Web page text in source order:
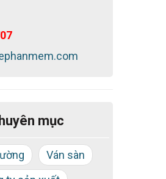
mục
Ván sàn